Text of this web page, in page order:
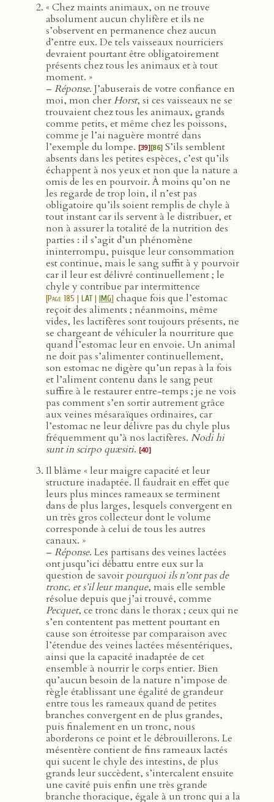
« Chez maints animaux, on ne trouve
absolument aucun chylifère et ils ne
s’observent en permanence chez aucun
d’entre eux. De tels vaisseaux nourriciers
devraient pourtant être obligatoirement
présents chez tous les animaux et à tout
moment. »
– Réponse. J’abuserais de votre confiance en
moi, mon cherHorst, si ces vaisseaux ne se
trouvaient chez tous les animaux, grands
comme petits, et même chez les poissons,
comme je l’ai naguère montré dans
l’exemple du lompe. [39][86] S’ils semblent
absents dans les petites espèces, c’est qu’ils
échappent à nos yeux et non que la nature a
omis de les en pourvoir. À moins qu’on ne
les regarde de trop loin, il n’est pas
obligatoire qu’ils soient remplis de chyle à
tout instant car ils servent à le distribuer, et
non à assurer la totalité de la nutrition des
parties : il s’agit d’un phénomène
ininterrompu, puisque leur consommation
est continue, mais le sang suffit à y pourvoir
car il leur est délivré continuellement ; le
chyle y contribue par intermittence
[Page 185 | LAT| IMG] chaque fois que l’estomac
reçoit des aliments ; néanmoins, même
vides, les lactifères sont toujours présents, ne
se chargeant de véhiculer la nourriture que
quand l’estomac leur en envoie. Un animal
ne doit pas s’alimenter continuellement,
son estomac ne digère qu’un repas à la fois
et l’aliment contenu dans le sang peut
suffire à le restaurer entre-temps ; je ne vois
pas comment s’en sortir autrement grâce
aux veines mésaraïques ordinaires, car
l’estomac ne leur délivre pas du chyle plus
fréquemment qu’à nos lactifères. Nodi hi
sunt in scirpo quæsiti. [40]
Il blâme « leur maigre capacité et leur
structure inadaptée. Il faudrait en effet que
leurs plus minces rameaux se terminent
dans de plus larges, lesquels convergent en
un très gros collecteur dont le volume
corresponde à celui de tous les autres
canaux. »
– Réponse. Les partisans des veines lactées
ont jusqu’ici débattu entre eux sur la
question de savoir pourquoi ils n’ont pas de
tronc, et s’il leur manque, mais elle semble
résolue depuis que j’ai trouvé, comme
Pecquet, ce tronc dans le thorax ; ceux qui ne
s’en contentent pas mettent pourtant en
cause son étroitesse par comparaison avec
l’étendue des veines lactées mésentériques,
ainsi que la capacité inadaptée de cet
ensemble à nourrir le corps entier. Bien
qu’aucun besoin de la nature n’impose de
règle établissant une égalité de grandeur
entre tous les rameaux quand de petites
branches convergent en de plus grandes,
puis finalement en un tronc, nous
aborderons ce point et le débrouillerons. Le
mésentère contient de fins rameaux lactés
qui sucent le chyle des intestins, de plus
grands leur succèdent, s’intercalent ensuite
une cavité puis enfin une très grande
branche thoracique, égale à un tronc qui a la